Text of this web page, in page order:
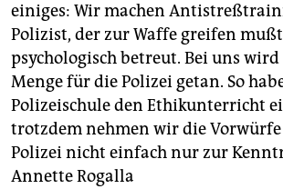
einiges: Wir machen
Polizist, der zur Waffe greifen
psychologisch betreut. Bei uns wird
Menge für die Polizei getan. So
Polizeischule den Ethikunterricht
trotzdem nehmen wir die Vorwürfe
Polizei nicht einfach nur zur
Annette Rogalla